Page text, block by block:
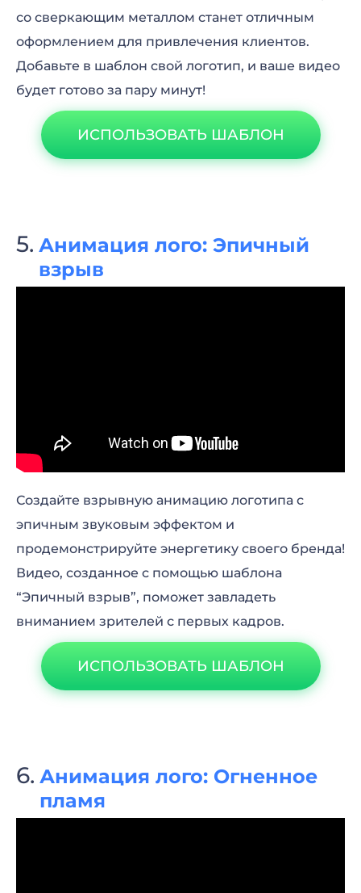
со сверкающим металлом станет отличным
оформлением для привлечения клиентов.
Добавьте в шаблон свой логотип, и ваше видео
будет готово за пару минут!
ИСПОЛЬЗОВАТЬ ШАБЛОН
Анимация лого: Эпичный
взрыв
Создайте взрывную анимацию логотипа с
эпичным звуковым эффектом и
продемонстрируйте энергетику своего бренда!
Видео, созданное с помощью шаблона
“Эпичный взрыв”, поможет завладеть
вниманием зрителей с первых кадров.
ИСПОЛЬЗОВАТЬ ШАБЛОН
Анимация лого: Огненное
пламя